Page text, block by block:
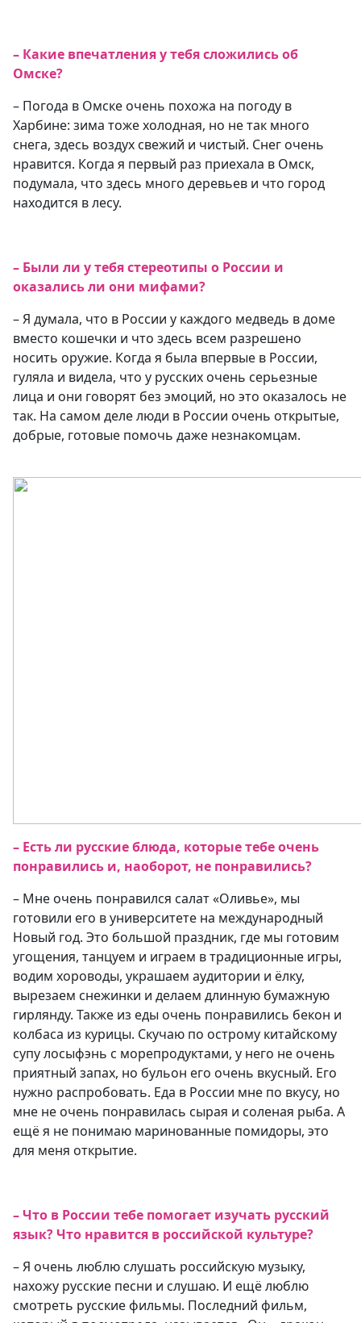
– Какие впечатления у тебя сложились об
Омске?
– Погода в Омске очень похожа на погоду в
Харбине: зима тоже холодная, но не так много
снега, здесь воздух свежий и чистый. Снег очень
нравится. Когда я первый раз приехала в Омск,
подумала, что здесь много деревьев и что город
находится в лесу.
– Были ли у тебя стереотипы о России и
оказались ли они мифами?
– Я думала, что в России у каждого медведь в доме
вместо кошечки и что здесь всем разрешено
носить оружие. Когда я была впервые в России,
гуляла и видела, что у русских очень серьезные
лица и они говорят без эмоций, но это оказалось не
так. На самом деле люди в России очень открытые,
добрые, готовые помочь даже незнакомцам.
– Есть ли русские блюда, которые тебе очень
понравились и, наоборот, не понравились?
– Мне очень понравился салат «Оливье», мы
готовили его в университете на международный
Новый год. Это большой праздник, где мы готовим
угощения, танцуем и играем в традиционные игры,
водим хороводы, украшаем аудитории и ёлку,
вырезаем снежинки и делаем длинную бумажную
гирлянду. Также из еды очень понравились бекон и
колбаса из курицы. Скучаю по острому китайскому
супу лосыфэнь с морепродуктами, у него не очень
приятный запах, но бульон его очень вкусный. Его
нужно распробовать. Еда в России мне по вкусу, но
мне не очень понравилась сырая и соленая рыба. А
ещё я не понимаю маринованные помидоры, это
для меня открытие.
– Что в России тебе помогает изучать русский
язык? Что нравится в российской культуре?
– Я очень люблю слушать российскую музыку,
нахожу русские песни и слушаю. И ещё люблю
смотреть русские фильмы. Последний фильм,